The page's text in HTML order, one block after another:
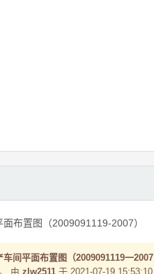
布置图（2009091119-2007）
间平面布置图（2009091119一2007
由 zlw2511 于 2021-07-19